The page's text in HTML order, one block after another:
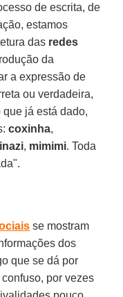
de escrita, de
estamos
das redes
da
a expressão de
ou verdadeira,
já está dado,
coxinha,
, mimimi. Toda
se mostram
dos
que se dá por
por vezes